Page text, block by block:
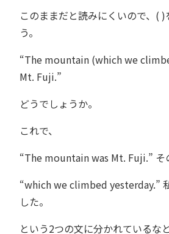
このままだと読みにくいので、(
う。
“The mountain (which we
Mt. Fuji.”
どうでしょうか。
これで、
“The mountain was Mt. Fuji.” そ
“which we climbed yesterday.”
した。
という2つの文に分かれているな